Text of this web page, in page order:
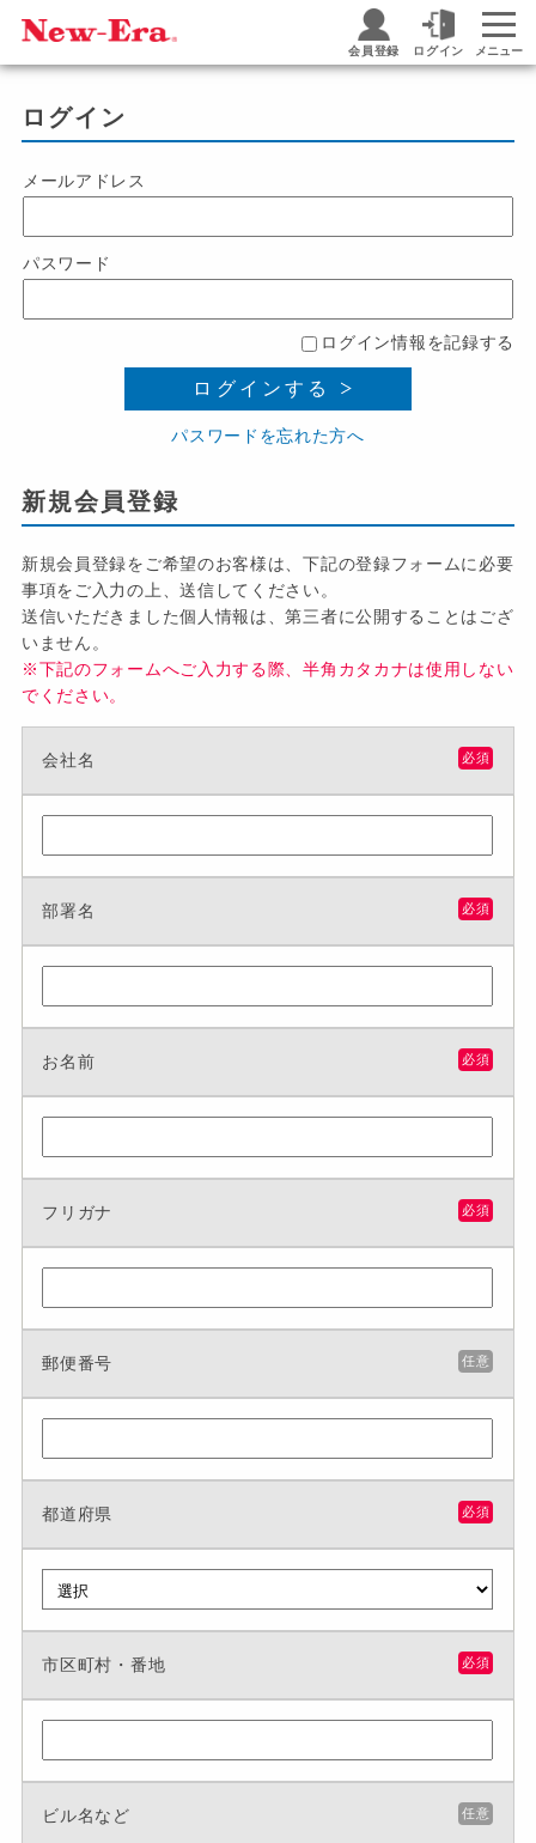
会員登録 ログイン メニュー
ログイン
メールアドレス
パスワード
ログイン情報を記録する
ログインする
パスワードを忘れた方へ
新規会員登録
新規会員登録をご希望のお客様は、下記の登録フォームに必要
事項をご入力の上、送信してください。
送信いただきました個人情報は、第三者に公開することはござ
いません。
※下記のフォームへご入力する際、半角カタカナは使用しない
でください。
会社名 必須
部署名 必須
お名前 必須
フリガナ 必須
郵便番号 任意
都道府県 必須
市区町村・番地 必須
ビル名など 任意